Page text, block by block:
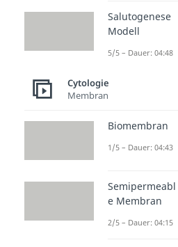
Salutogenese
Modell
5/5 – Dauer: 04:48
Cytologie
Membran
Biomembran
1/5 – Dauer: 04:43
Semipermeabl
e Membran
2/5 – Dauer: 04:15